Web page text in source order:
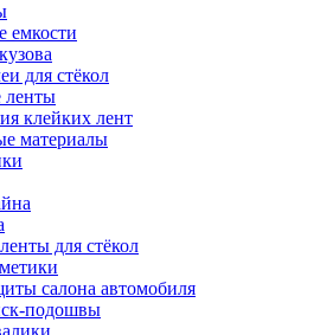
емкости
для стёкол
ленты
клейких лент
материалы
для стёкол
салона автомобиля
подошвы